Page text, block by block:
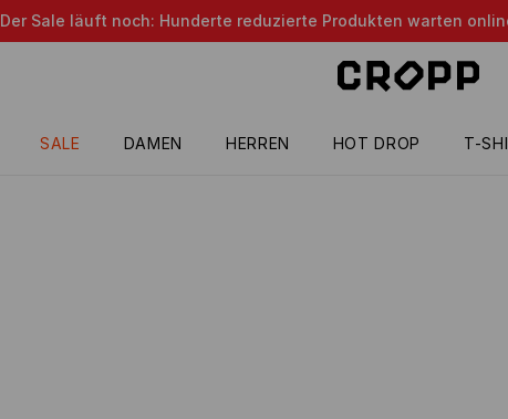
Der Sale läuft noch: Hunderte reduzierte Produkten warten
SALE DAMEN HERREN HOT DROP T-